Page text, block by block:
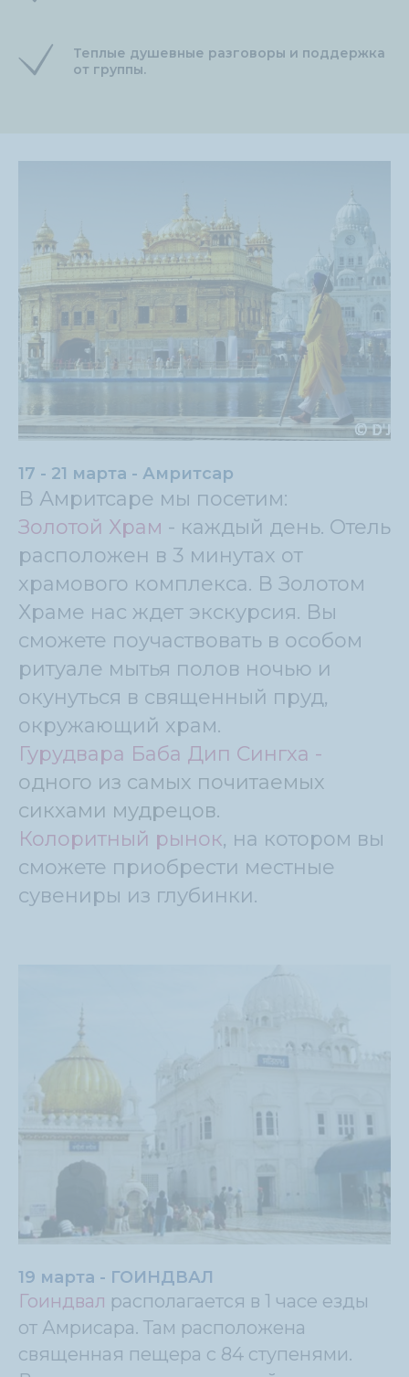
Теплые душевные разговоры и поддержка
от группы.
17 - 21 марта - Амритсар
В Амритсаре мы посетим:
Золотой Храм - каждый день. Отель
расположен в 3 минутах от
храмового комплекса. В Золотом
Храме нас ждет экскурсия. Вы
сможете поучаствовать в особом
ритуале мытья полов ночью и
окунуться в священный пруд,
окружающий храм.
Гурудвара Баба Дип Сингха -
одного из самых почитаемых
сикхами мудрецов.
Колоритный рынок, на котором вы
сможете приобрести местные
сувениры из глубинки.
19 марта - ГОИНДВАЛ
Гоиндвал располагается в 1 часе езды
от Амрисара. Там расположена
священная пещера с 84 ступенями.